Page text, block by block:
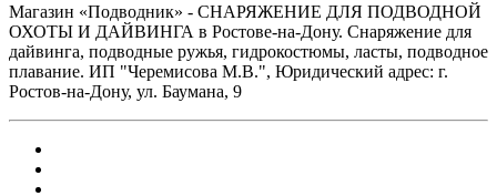
Магазин «Подводник» - СНАРЯЖЕНИЕ ДЛЯ ПОДВОДНОЙ
ОХОТЫ И ДАЙВИНГА в Ростове-на-Дону. Снаряжение для
дайвинга, подводные ружья, гидрокостюмы, ласты, подводное
плавание. ИП "Черемисова М.В.", Юридический адрес: г.
Ростов-на-Дону, ул. Баумана, 9